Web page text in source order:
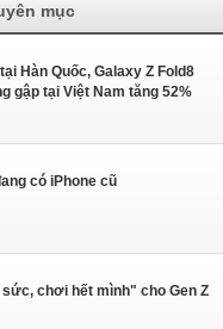
mục
Hàn Quốc, Galaxy Z Fold8
gập tại Việt Nam tăng 52%
có iPhone cũ
chơi hết mình" cho Gen Z